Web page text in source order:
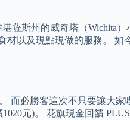
薩斯州的威奇塔（Wichita
材以及現點現做的服務。
而必勝客這次不只要讓大家
元)。 花旗現金回饋